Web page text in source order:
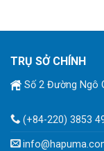
TRỤ SỞ CHÍNH
Số 2 Đường Ngô
(+84-220) 3853